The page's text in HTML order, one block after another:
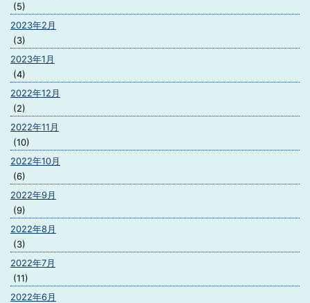
(5)
2023年2月
(3)
2023年1月
(4)
2022年12月
(2)
2022年11月
(10)
2022年10月
(6)
2022年9月
(9)
2022年8月
(3)
2022年7月
(11)
2022年6月